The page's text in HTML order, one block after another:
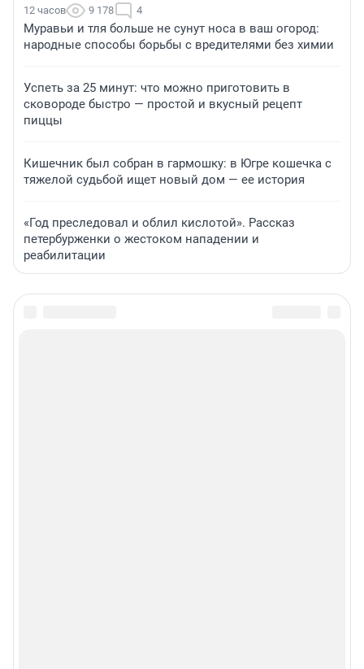
12 часов 9 178 4
Муравьи и тля больше не сунут носа в ваш огород:
народные способы борьбы с вредителями без химии
Успеть за 25 минут: что можно приготовить в
сковороде быстро — простой и вкусный рецепт
пиццы
Кишечник был собран в гармошку: в Югре кошечка с
тяжелой судьбой ищет новый дом — ее история
«Год преследовал и облил кислотой». Рассказ
петербурженки о жестоком нападении и
реабилитации